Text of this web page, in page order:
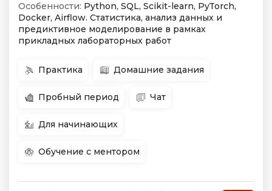
Особенности: Python, SQL, Scikit-learn, PyTorch,
Docker, Airflow. Статистика, анализ данных и
предиктивное моделирование в рамках
прикладных лабораторных работ
Практика Домашние задания
Пробный период Чат
Для начинающих
Обучение с ментором